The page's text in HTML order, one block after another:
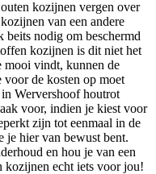
kozijnen vergen over
van een andere
nodig om beschermd
kozijnen is dit niet het
mooi vindt, kunnen de
de kosten op moet
Wervershoof houtrot
voor, indien je kiest voor
zijn tot eenmaal in de
je hier van bewust bent.
en hou je van een
kozijnen echt iets voor jou!